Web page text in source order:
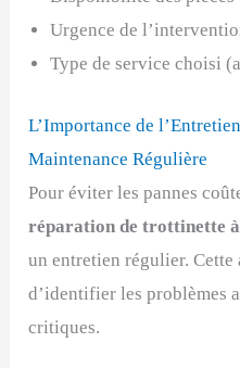
Urgence de
Type de service choisi
L’Importance de
Maintenance Régulière
Pour éviter les pannes
réparation de trottinette
un entretien régulier.
d’identifier les problèmes
critiques.